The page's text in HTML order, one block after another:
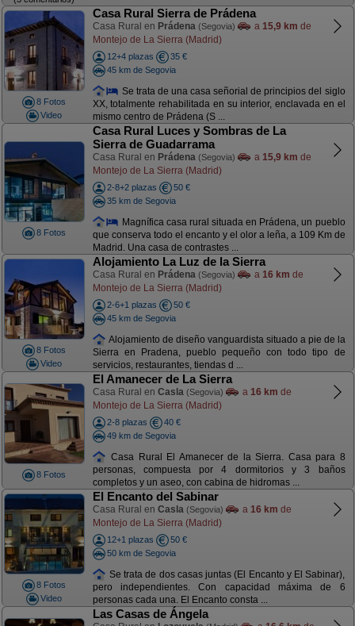
8 Fotos
Video
Casa Rural Sierra de Prádena
Casa Rural en Prádena (Segovia) a 15,9 km de
Montejo de La Sierra (Madrid)
12+4 plazas
35 €
45 km de Segovia
Se trata de una casa señorial de principios del siglo
XX, totalmente rehabilitada en su interior, enclavada en el
mismo centro de Prádena (S ...
8 Fotos
Casa Rural Luces y Sombras de La
Sierra de Guadarrama
Casa Rural en Prádena (Segovia) a 15,9 km de
Montejo de La Sierra (Madrid)
2-8+2 plazas
50 €
35 km de Segovia
Magnífica casa rural situada en Prádena, un pueblo
que conserva todo el encanto y el olor a leña, a 109 Km de
Madrid. Una casa de contrastes ...
8 Fotos
Video
Alojamiento La Luz de la Sierra
Casa Rural en Prádena (Segovia) a 16 km de
Montejo de La Sierra (Madrid)
2-6+1 plazas
50 €
45 km de Segovia
Alojamiento de diseño vanguardista situado a pie de la
Sierra en Pradena, pueblo pequeño con todo tipo de
servicios, restaurantes, tiendas d ...
8 Fotos
El Amanecer de La Sierra
Casa Rural en Casla (Segovia) a 16 km de
Montejo de La Sierra (Madrid)
2-8 plazas
40 €
49 km de Segovia
Casa Rural El Amanecer de la Sierra. Casa para 8
personas, compuesta por 4 dormitorios y 3 baños
completos y un aseo, con cabina de hidromas ...
8 Fotos
Video
El Encanto del Sabinar
Casa Rural en Casla (Segovia) a 16 km de
Montejo de La Sierra (Madrid)
12+1 plazas
50 €
50 km de Segovia
Se trata de dos casas juntas (El Encanto y El Sabinar),
pero independientes. Con capacidad máxima de 6
personas cada una. El Encanto consta ...
Las Casas de Ángela